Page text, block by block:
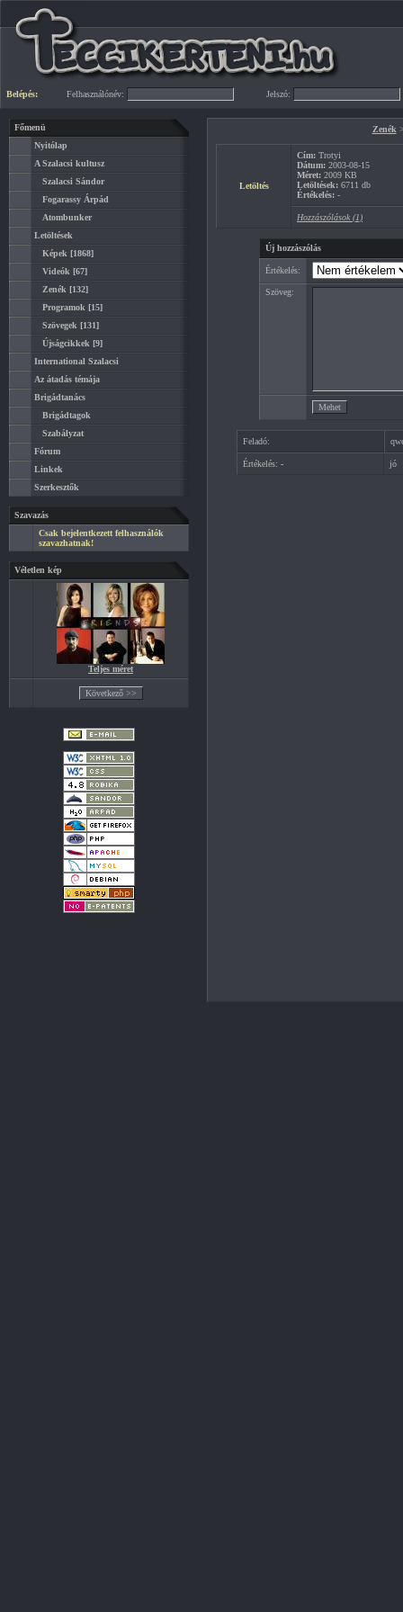
Belépés: Felhasználónév: Jelszó:
Főmenü
Nyitólap
A Szalacsi kultusz
Szalacsi Sándor
Fogarassy Árpád
Atombunker
Letöltések
Képek [1868]
Videók [67]
Zenék [132]
Programok [15]
Szövegek [131]
Újságcikkek [9]
International Szalacsi
Az átadás témája
Brigádtanács
Brigádtagok
Szabályzat
Fórum
Linkek
Szerkesztők
Szavazás
Csak bejelentkezett felhasználók
szavazhatnak!
Véletlen kép
Teljes méret
Zenék
Letöltés
Cím: Trotyi
Dátum: 2003-08-15
Méret: 2009 KB
Letöltések: 6711 db
Értékelés: -
Hozzászólások (1)
Új hozzászólás
Értékelés:
Szöveg:
Feladó:
Értékelés: - jó